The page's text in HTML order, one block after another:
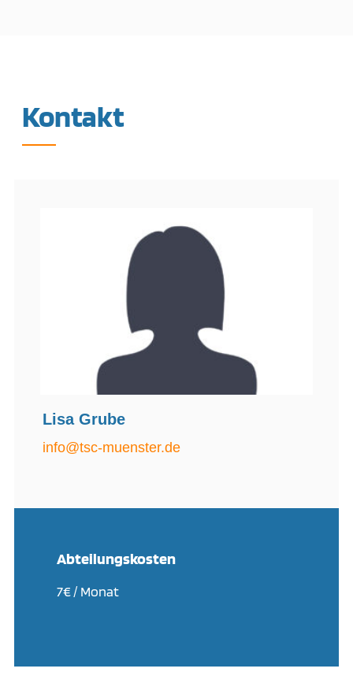
Kontakt
Lisa Grube
info@tsc-muenster.de
Abteilungskosten
7€ / Monat